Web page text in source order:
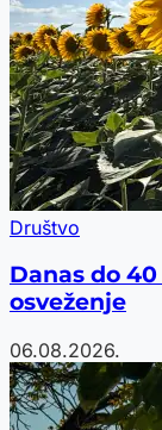
Društvo
Danas do
osveženje
06.08.2026.